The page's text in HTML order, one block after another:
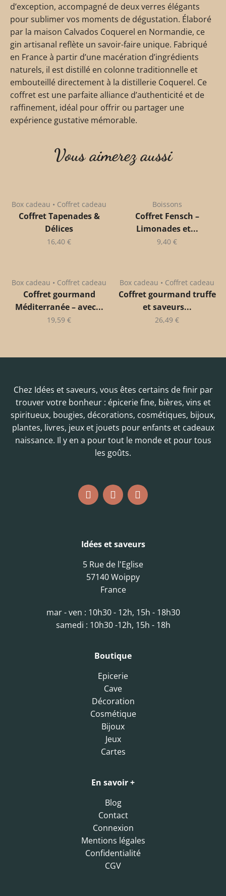
d’exception, accompagné de deux verres élégants
pour sublimer vos moments de dégustation. Élaboré
par la maison Calvados Coquerel en Normandie, ce
gin artisanal reflète un savoir-faire unique. Fabriqué
en France à partir d’une macération d’ingrédients
naturels, il est distillé en colonne traditionnelle et
embouteillé directement à la distillerie Coquerel. Ce
coffret est une parfaite alliance d’authenticité et de
raffinement, idéal pour offrir ou partager une
expérience gustative mémorable.
Vous aimerez aussi
Box cadeau • Coffret cadeau
Coffret Tapenades &
Délices
16,40 €
Boissons
Coffret Fensch –
Limonades et...
9,40 €
Box cadeau • Coffret cadeau
Coffret gourmand
Méditerranée – avec...
19,59 €
Box cadeau • Coffret cadeau
Coffret gourmand truffe
et saveurs...
26,49 €
Chez Idées et saveurs, vous êtes certains de finir par
trouver votre bonheur : épicerie fine, bières, vins et
spiritueux, bougies, décorations, cosmétiques, bijoux,
plantes, livres, jeux et jouets pour enfants et cadeaux
naissance. Il y en a pour tout le monde et pour tous
les goûts.
Idées et saveurs
5 Rue de l'Eglise
57140 Woippy
France
mar - ven : 10h30 - 12h, 15h - 18h30
samedi : 10h30 -12h, 15h - 18h
Boutique
Epicerie
Cave
Décoration
Cosmétique
Bijoux
Jeux
Cartes
En savoir +
Blog
Contact
Connexion
Mentions légales
Confidentialité
CGV